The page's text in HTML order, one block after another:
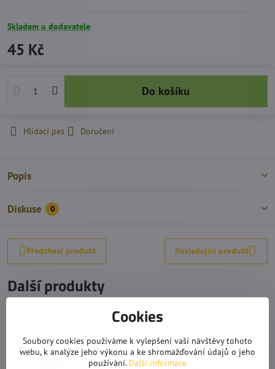
Skladem u dodavatele
45 Kč
Do košíku
Hlídací pes Doručení
Popis
Diskuse 0
Předchozí produkt Následující produkt
Další produkty
Cookies
Soubory cookies používáme k vylepšení vaší návštěvy tohoto
webu, k analýze jeho výkonu a ke shromažďování údajů o jeho
používání. Další informace